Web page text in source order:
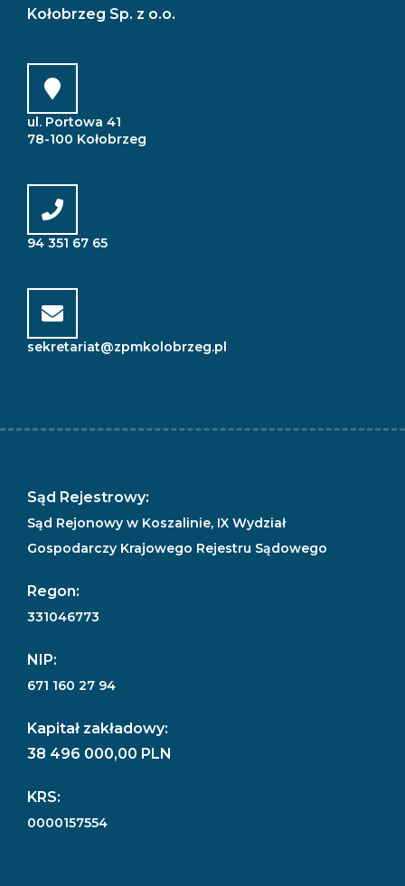
Kołobrzeg Sp. z o.o.
ul. Portowa 41
78-100 Kołobrzeg
94 351 67 65
sekretariat@zpmkolobrzeg.pl
Sąd Rejestrowy:
Sąd Rejonowy w Koszalinie, IX Wydział
Gospodarczy Krajowego Rejestru Sądowego
Regon:
331046773
NIP:
671 160 27 94
Kapitał zakładowy:
38 496 000,00 PLN
KRS:
0000157554